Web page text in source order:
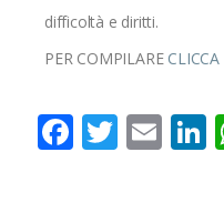
difficoltà e diritti.
PER COMPILARE